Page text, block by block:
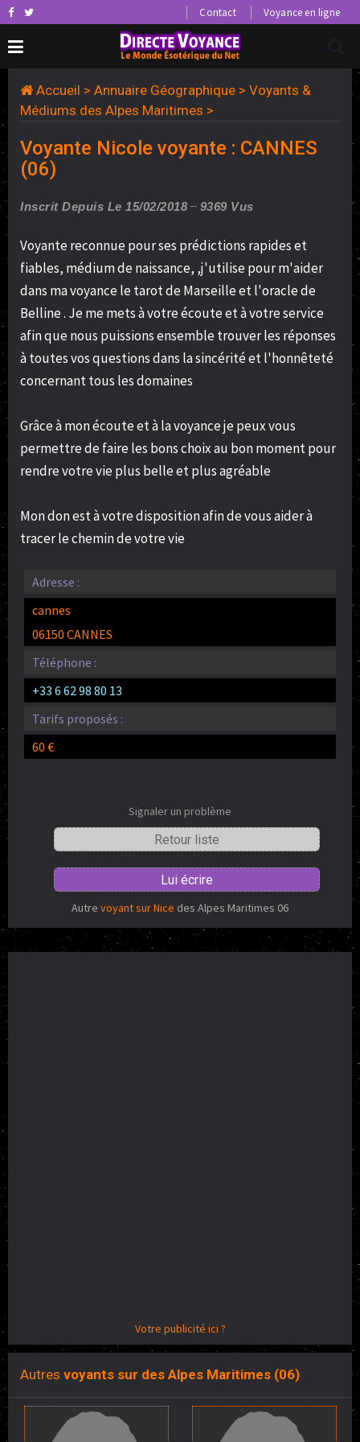
Contact Voyance en ligne
Accueil > Annuaire Géographique > Voyants &
Médiums des Alpes Maritimes >
Voyante Nicole voyante : CANNES
(06)
Inscrit Depuis Le 15/02/2018 9369 Vus
Voyante reconnue pour ses prédictions rapides et
fiables, médium de naissance, ,j'utilise pour m'aider
dans ma voyance le tarot de Marseille et l'oracle de
Belline . Je me mets à votre écoute et à votre service
afin que nous puissions ensemble trouver les réponses
à toutes vos questions dans la sincérité et l'honnêteté
concernant tous les domaines
Grâce à mon écoute et à la voyance je peux vous
permettre de faire les bons choix au bon moment pour
rendre votre vie plus belle et plus agréable
Mon don est à votre disposition afin de vous aider à
tracer le chemin de votre vie
Adresse :
cannes
06150 CANNES
Téléphone :
+33 6 62 98 80 13
Tarifs proposés :
60 €
Signaler un problème
Retour liste
Lui écrire
Autre voyant sur Nice des Alpes Maritimes 06
Votre publicité ici ?
Autres voyants sur des Alpes Maritimes (06)